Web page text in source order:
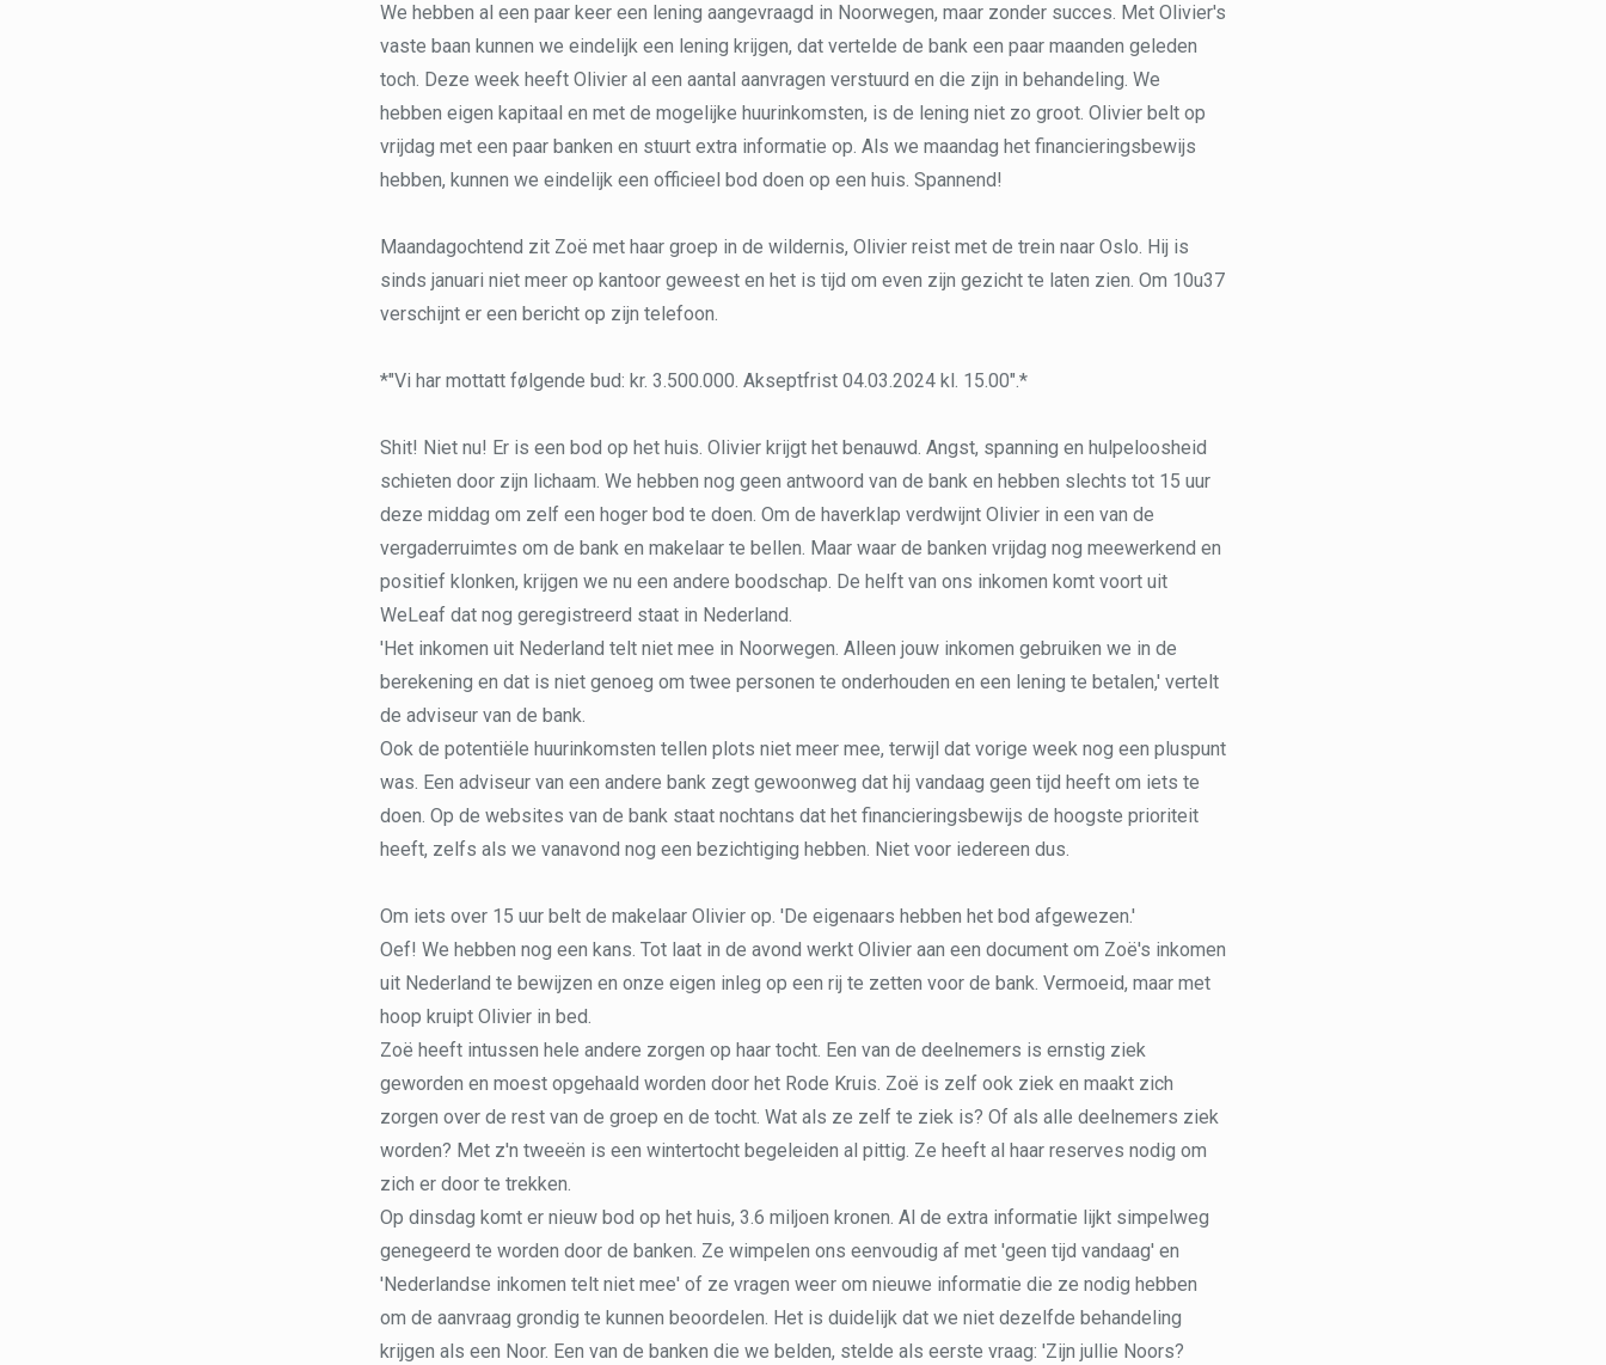
We hebben al een paar keer een lening aangevraagd in Noorwegen, maar zonder succes. Met Olivier's
vaste baan kunnen we eindelijk een lening krijgen, dat vertelde de bank een paar maanden geleden
toch. Deze week heeft Olivier al een aantal aanvragen verstuurd en die zijn in behandeling. We
hebben eigen kapitaal en met de mogelijke huurinkomsten, is de lening niet zo groot. Olivier belt op
vrijdag met een paar banken en stuurt extra informatie op. Als we maandag het financieringsbewijs
hebben, kunnen we eindelijk een officieel bod doen op een huis. Spannend!
Maandagochtend zit Zoë met haar groep in de wildernis, Olivier reist met de trein naar Oslo. Hij is
sinds januari niet meer op kantoor geweest en het is tijd om even zijn gezicht te laten zien. Om 10u37
verschijnt er een bericht op zijn telefoon.
*"Vi har mottatt følgende bud: kr. 3.500.000. Akseptfrist 04.03.2024 kl. 15.00".*
Shit! Niet nu! Er is een bod op het huis. Olivier krijgt het benauwd. Angst, spanning en hulpeloosheid
schieten door zijn lichaam. We hebben nog geen antwoord van de bank en hebben slechts tot 15 uur
deze middag om zelf een hoger bod te doen. Om de haverklap verdwijnt Olivier in een van de
vergaderruimtes om de bank en makelaar te bellen. Maar waar de banken vrijdag nog meewerkend en
positief klonken, krijgen we nu een andere boodschap. De helft van ons inkomen komt voort uit
WeLeaf dat nog geregistreerd staat in Nederland.
'Het inkomen uit Nederland telt niet mee in Noorwegen. Alleen jouw inkomen gebruiken we in de
berekening en dat is niet genoeg om twee personen te onderhouden en een lening te betalen,' vertelt
de adviseur van de bank.
Ook de potentiële huurinkomsten tellen plots niet meer mee, terwijl dat vorige week nog een pluspunt
was. Een adviseur van een andere bank zegt gewoonweg dat hij vandaag geen tijd heeft om iets te
doen. Op de websites van de bank staat nochtans dat het financieringsbewijs de hoogste prioriteit
heeft, zelfs als we vanavond nog een bezichtiging hebben. Niet voor iedereen dus.
Om iets over 15 uur belt de makelaar Olivier op. 'De eigenaars hebben het bod afgewezen.'
Oef! We hebben nog een kans. Tot laat in de avond werkt Olivier aan een document om Zoë's inkomen
uit Nederland te bewijzen en onze eigen inleg op een rij te zetten voor de bank. Vermoeid, maar met
hoop kruipt Olivier in bed.
Zoë heeft intussen hele andere zorgen op haar tocht. Een van de deelnemers is ernstig ziek
geworden en moest opgehaald worden door het Rode Kruis. Zoë is zelf ook ziek en maakt zich
zorgen over de rest van de groep en de tocht. Wat als ze zelf te ziek is? Of als alle deelnemers ziek
worden? Met z'n tweeën is een wintertocht begeleiden al pittig. Ze heeft al haar reserves nodig om
zich er door te trekken.
Op dinsdag komt er nieuw bod op het huis, 3.6 miljoen kronen. Al de extra informatie lijkt simpelweg
genegeerd te worden door de banken. Ze wimpelen ons eenvoudig af met 'geen tijd vandaag' en
'Nederlandse inkomen telt niet mee' of ze vragen weer om nieuwe informatie die ze nodig hebben
om de aanvraag grondig te kunnen beoordelen. Het is duidelijk dat we niet dezelfde behandeling
krijgen als een Noor. Een van de banken die we belden, stelde als eerste vraag: 'Zijn jullie Noors?